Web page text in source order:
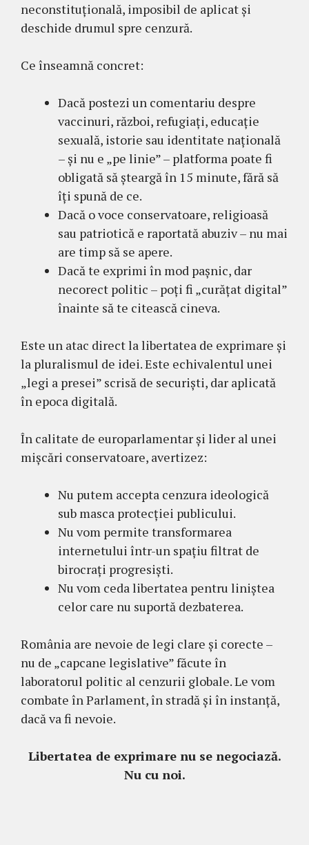
neconstituțională, imposibil de aplicat și
deschide drumul spre cenzură.
Ce înseamnă concret:
Dacă postezi un comentariu despre
vaccinuri, război, refugiați, educație
sexuală, istorie sau identitate națională
– și nu e „pe linie” – platforma poate fi
obligată să șteargă în 15 minute, fără să
îți spună de ce.
Dacă o voce conservatoare, religioasă
sau patriotică e raportată abuziv – nu mai
are timp să se apere.
Dacă te exprimi în mod pașnic, dar
necorect politic – poți fi „curățat digital”
înainte să te citească cineva.
Este un atac direct la libertatea de exprimare și
la pluralismul de idei. Este echivalentul unei
„legi a presei” scrisă de securiști, dar aplicată
în epoca digitală.
În calitate de europarlamentar și lider al unei
mișcări conservatoare, avertizez:
Nu putem accepta cenzura ideologică
sub masca protecției publicului.
Nu vom permite transformarea
internetului într-un spațiu filtrat de
birocrați progresiști.
Nu vom ceda libertatea pentru liniștea
celor care nu suportă dezbaterea.
România are nevoie de legi clare și corecte –
nu de „capcane legislative” făcute în
laboratorul politic al cenzurii globale. Le vom
combate în Parlament, în stradă și în instanță,
dacă va fi nevoie.
Libertatea de exprimare nu se negociază.
Nu cu noi.